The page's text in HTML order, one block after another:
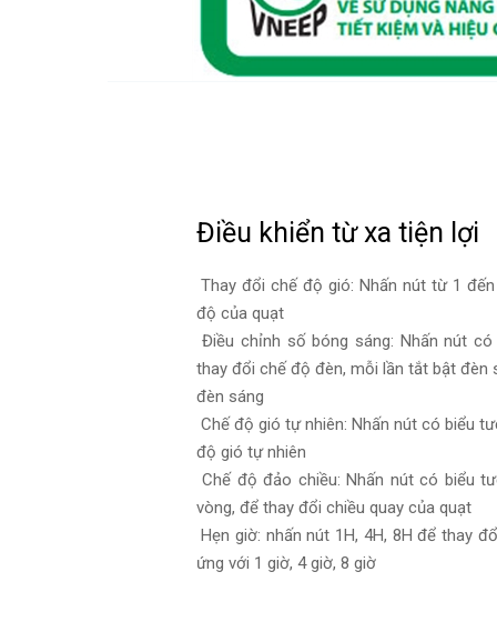
Điều khiển từ xa tiện lợi
Thay đổi chế độ gió: Nhấn nút từ 1
độ của quạt
Điều chỉnh số bóng sáng: Nhấn nút
thay đổi chế độ đèn, mỗi lần tắt bật đèn
đèn sáng
Chế độ gió tự nhiên: Nhấn nút có biểu
độ gió tự nhiên
Chế độ đảo chiều: Nhấn nút có biểu
vòng, để thay đổi chiều quay của quạt
Hẹn giờ: nhấn nút 1H, 4H, 8H để thay
ứng với 1 giờ, 4 giờ, 8 giờ